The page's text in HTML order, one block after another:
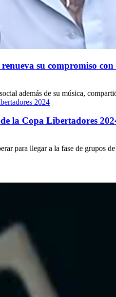
su compromiso con
además de su música,
la Copa Libertadores
para llegar a la fase de grupos